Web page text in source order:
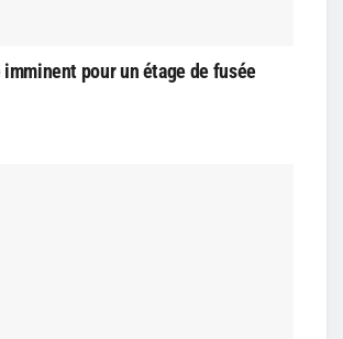
imminent pour un étage de fusée